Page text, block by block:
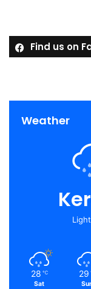
Find us on
Weather
28 ℃
Sat
29